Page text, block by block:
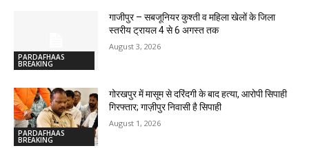
PARDAFHAAS
BREAKING
गाजीपुर – सबजूनियर कुश्ती व महिला खेलों के जिला
स्तरीय ट्रायल 4 से 6 अगस्त तक
August 3, 2026
PARDAFHAAS
BREAKING
गोरखपुर में मासूम से दरिंदगी के बाद हत्या, आरोपी सिपाही
गिरफ्तार; गाज़ीपुर निवासी है सिपाही
August 1, 2026